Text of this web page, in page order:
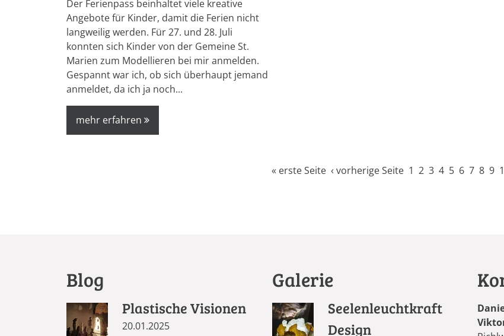
Der Ferienpass beinhaltet viele kreative
Angebote für Kinder, damit die Ferien nicht
langweilig werden. Für 27. und 28. Juli
konnten sich Kinder von der Gemeine St.
Marien zum Modellieren bei mir anmelden.
Gespannt war ich, ob sich überhaupt jemand
anmeldet, da ich ja noch...
mehr erfahren
« erste Seite ‹ vorherige Seite 1 2 3 4 5 6 7 8 9
Blog
Plastische Visionen
20.01.2025
Galerie
Seelenleuchtkraft
Design